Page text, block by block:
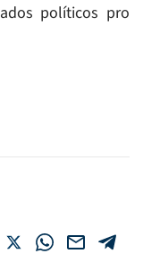
políticos pro